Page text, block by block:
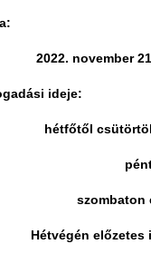
2022. november
ideje:
hétfőtől
szombaton
Hétvégén